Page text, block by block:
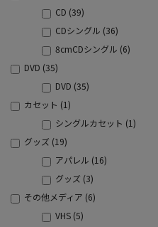
CD (39)
CDシングル (36)
8cmCDシングル (6)
DVD (35)
DVD (35)
カセット (1)
シングルカセット (1)
グッズ (19)
アパレル (16)
グッズ (3)
その他メディア (6)
VHS (5)